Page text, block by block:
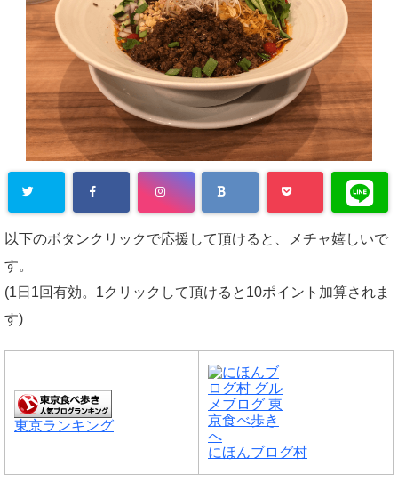
以下のボタンクリックで応援して頂けると、メチャ嬉しいで
す。
(1日1回有効。1クリックして頂けると10ポイント加算されま
す)
東京ランキング
にほんブログ村